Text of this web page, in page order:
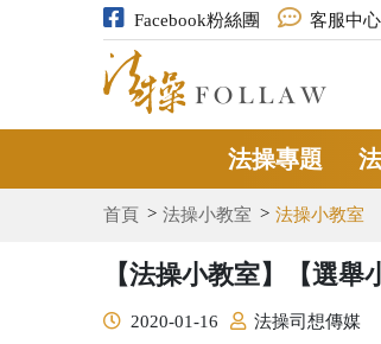
Facebook粉絲團 客服中心
法操專題
首頁 法操小教室 法操小教室
【法操小教室】【選
2020-01-16 法操司想傳媒